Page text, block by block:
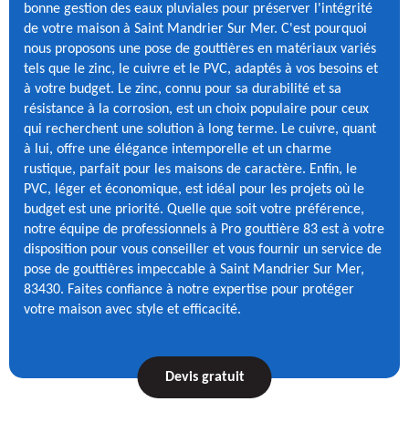
bonne gestion des eaux pluviales pour préserver l'intégrité
de votre maison à Saint Mandrier Sur Mer. C'est pourquoi
nous proposons une pose de gouttières en matériaux variés
tels que le zinc, le cuivre et le PVC, adaptés à vos besoins et
à votre budget. Le zinc, connu pour sa durabilité et sa
résistance à la corrosion, est un choix populaire pour ceux
qui recherchent une solution à long terme. Le cuivre, quant
à lui, offre une élégance intemporelle et un charme
rustique, parfait pour les maisons de caractère. Enfin, le
PVC, léger et économique, est idéal pour les projets où le
budget est une priorité. Quelle que soit votre préférence,
notre équipe de professionnels à Pro gouttière 83 est à votre
disposition pour vous conseiller et vous fournir un service de
pose de gouttières impeccable à Saint Mandrier Sur Mer,
83430. Faites confiance à notre expertise pour protéger
votre maison avec style et efficacité.
Devis gratuit